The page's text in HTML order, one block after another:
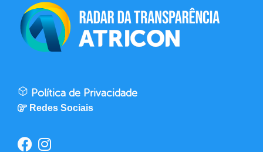
Política de Privacidade
Redes Sociais